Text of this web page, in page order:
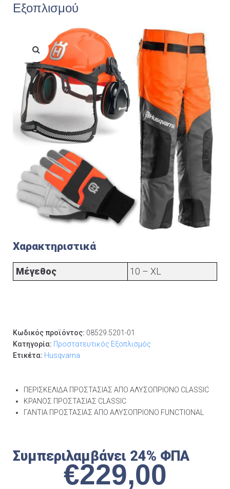
Εξοπλισμού
Χαρακτηριστικά
Μέγεθος 10 – XL
Κωδικός προϊόντος: 08529.5201-01
Κατηγορία: Προστατευτικός Εξοπλισμός
Ετικέτα: Husqvarna
ΠΕΡΙΣΚΕΛΙΔΑ ΠΡΟΣΤΑΣΙΑΣ ΑΠΟ ΑΛΥΣΟΠΡΙΟΝΟ CLASSIC
ΚΡΑΝΟΣ ΠΡΟΣΤΑΣΙΑΣ CLASSIC
ΓΑΝΤΙΑ ΠΡΟΣΤΑΣΙΑΣ ΑΠΟ ΑΛΥΣΟΠΡΙΟΝΟ FUNCTIONAL
Συμπεριλαμβάνει 24% ΦΠΑ
€229,00